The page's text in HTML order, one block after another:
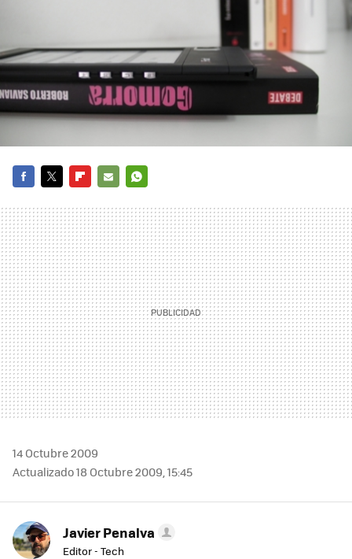
MAIL
14 Octubre 2009
Actualizado 18 Octubre 2009, 15:45
Javier Penalva
Editor - Tech